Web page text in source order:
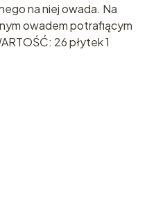
na niej owada. Na
owadem potrafiącym
26 płytek 1